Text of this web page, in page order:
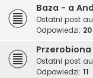
Baza - a
Ostatni post
Odpowiedzi: 20
Ostatni post
Odpowiedzi: 11